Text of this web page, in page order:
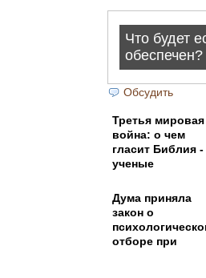
Обсудить
Третья мировая
война: о чем
гласит Библия -
ученые
Дума приняла
закон о
отборе при